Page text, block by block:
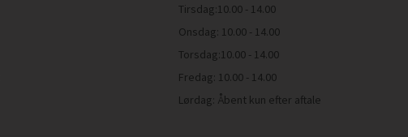
Tirsdag:10.00 - 14.00
Onsdag: 10.00 - 14.00
Torsdag:10.00 - 14.00
Fredag: 10.00 - 14.00
Lørdag: Åbent kun efter aftale